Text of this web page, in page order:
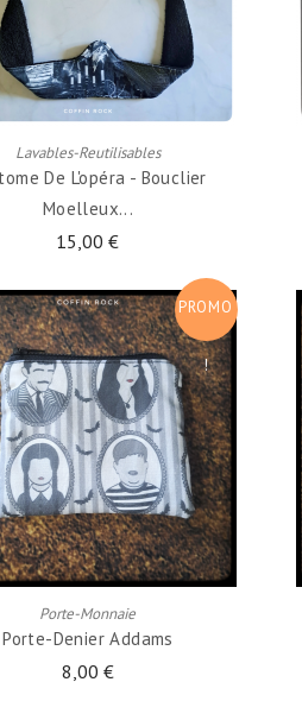
Lavables-Reutilisables
De L'opéra - Bouclier
Moelleux...
15,00 €
AJOUTER AU PANIER
PROMO
!
Porte-Monnaie
Porte-Denier Addams
8,00 €
AJOUTER AU PANIER